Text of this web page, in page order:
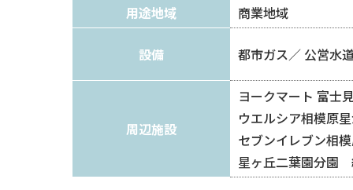
用途地域
商業地域
設備 都市ガス 公営水
周辺施設
ヨークマート 富
ウエルシア相模原
セブンイレブン相
星ヶ丘二葉園分園